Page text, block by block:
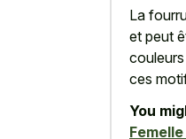
La
et peut
ces
You
Femelle